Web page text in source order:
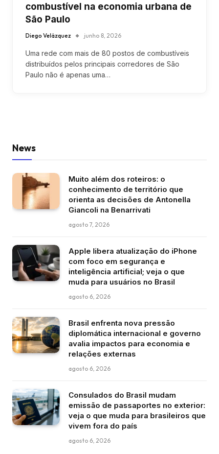
combustível na economia urbana de
São Paulo
Diego Velázquez junho 8, 2026
Uma rede com mais de 80 postos de combustíveis
distribuídos pelos principais corredores de São
Paulo não é apenas uma…
News
Muito além dos roteiros: o
conhecimento de território que
orienta as decisões de Antonella
Giancoli na Benarrivati
agosto 7, 2026
Apple libera atualização do iPhone
com foco em segurança e
inteligência artificial; veja o que
muda para usuários no Brasil
agosto 6, 2026
Brasil enfrenta nova pressão
diplomática internacional e governo
avalia impactos para economia e
relações externas
agosto 6, 2026
Consulados do Brasil mudam
emissão de passaportes no exterior:
veja o que muda para brasileiros que
vivem fora do país
agosto 6, 2026